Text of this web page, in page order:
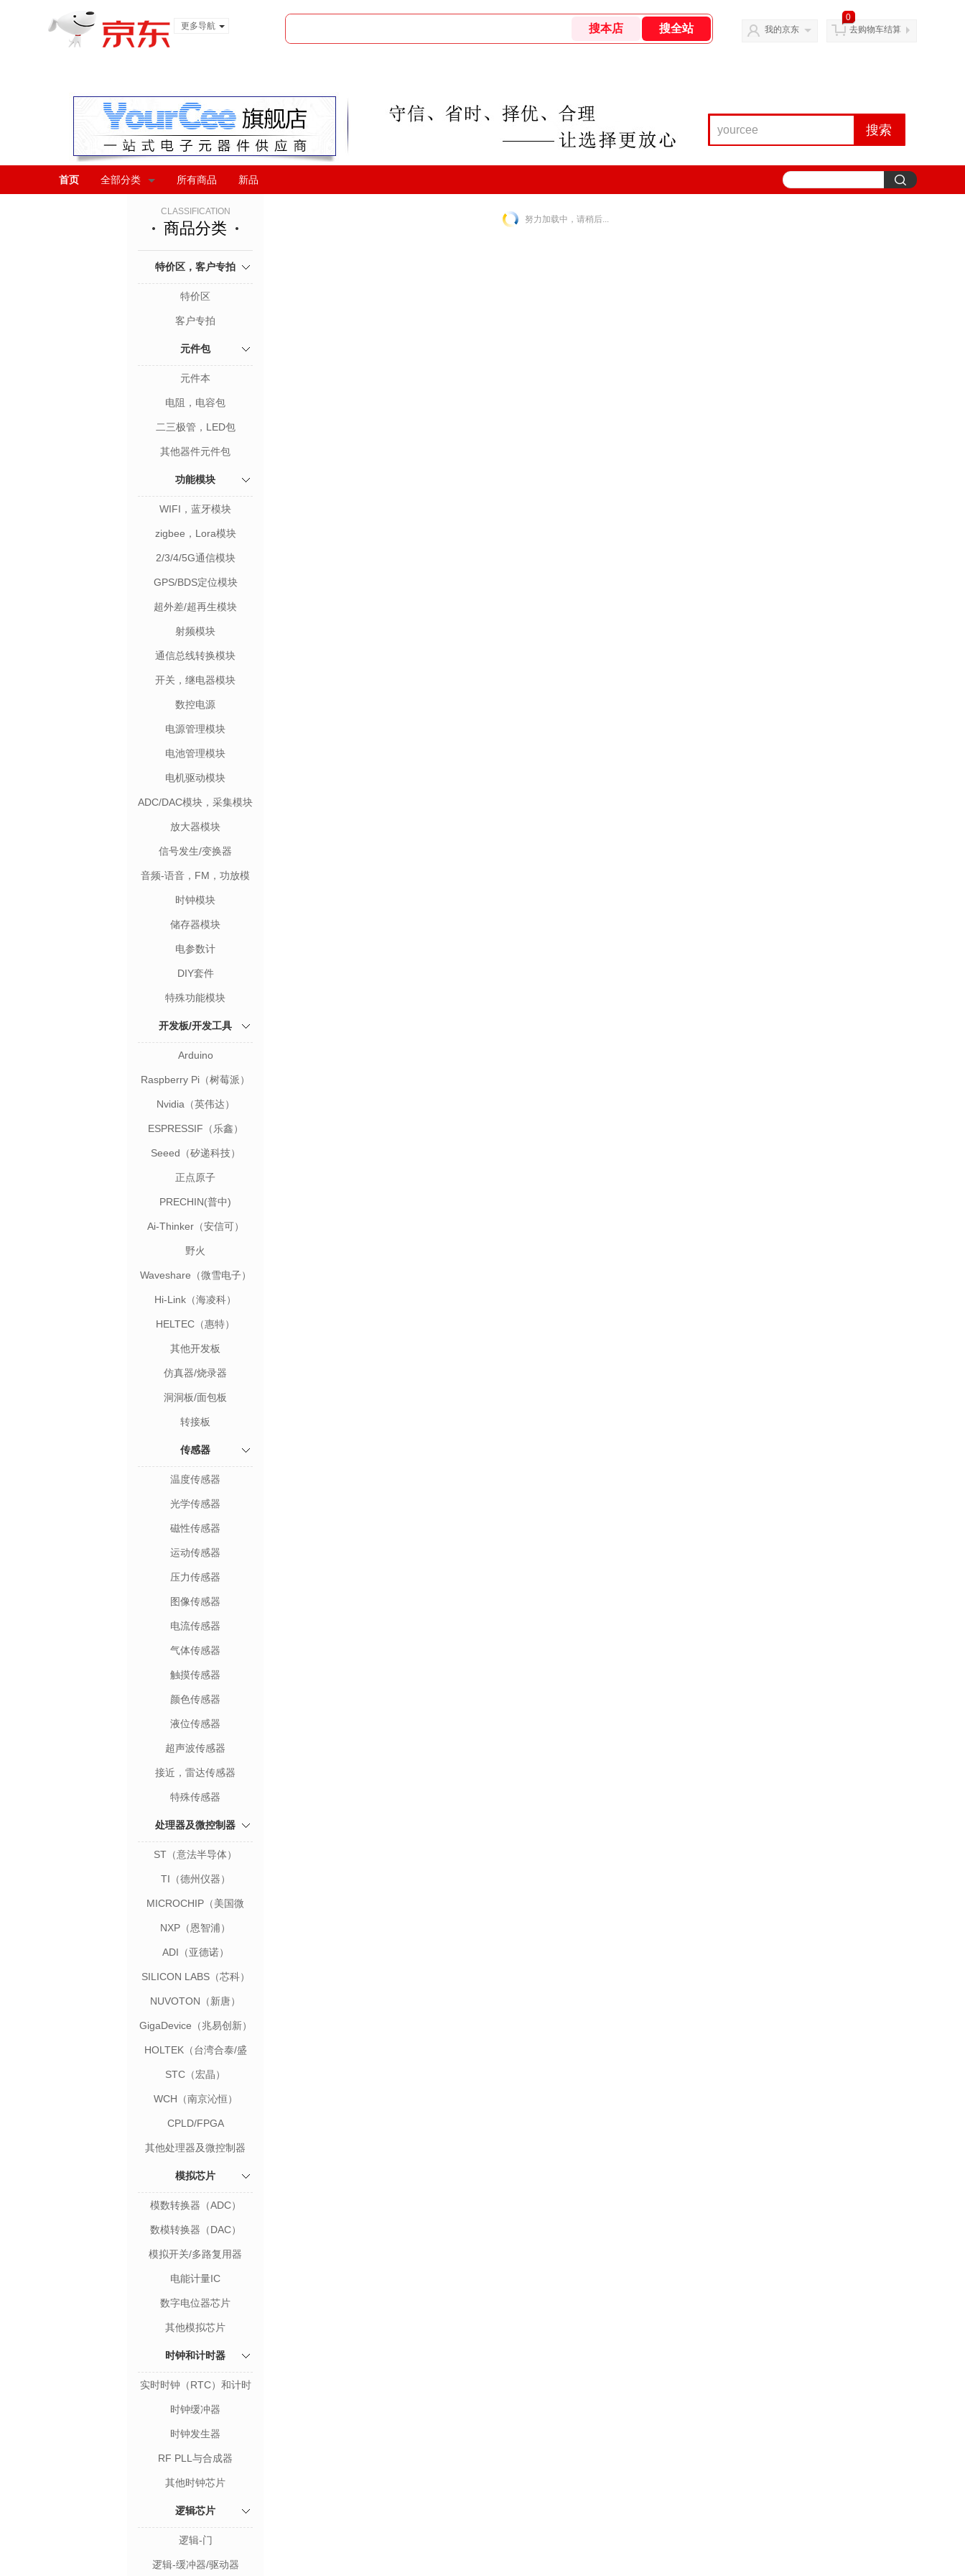
更多导航
我的京东
0
去购物车结算
搜索
首页 全部分类 所有商品 新品
CLASSIFICATION
商品分类
特价区，客户专拍
特价区
客户专拍
元件包
元件本
电阻，电容包
二三极管，LED包
其他器件元件包
功能模块
WIFI，蓝牙模块
zigbee，Lora模块
2/3/4/5G通信模块
GPS/BDS定位模块
超外差/超再生模块
射频模块
通信总线转换模块
开关，继电器模块
数控电源
电源管理模块
电池管理模块
电机驱动模块
ADC/DAC模块，采集模块
放大器模块
信号发生/变换器
音频-语音，FM，功放模
块
时钟模块
储存器模块
电参数计
DIY套件
特殊功能模块
开发板/开发工具
Arduino
Raspberry Pi（树莓派）
Nvidia（英伟达）
ESPRESSIF（乐鑫）
Seeed（矽递科技）
正点原子
PRECHIN(普中)
Ai-Thinker（安信可）
野火
Waveshare（微雪电子）
Hi-Link（海凌科）
HELTEC（惠特）
其他开发板
仿真器/烧录器
洞洞板/面包板
转接板
传感器
温度传感器
光学传感器
磁性传感器
运动传感器
压力传感器
图像传感器
电流传感器
气体传感器
触摸传感器
颜色传感器
液位传感器
超声波传感器
接近，雷达传感器
特殊传感器
处理器及微控制器
ST（意法半导体）
TI（德州仪器）
MICROCHIP（美国微
NXP（恩智浦）
ADI（亚德诺）
SILICON LABS（芯科）
NUVOTON（新唐）
GigaDevice（兆易创新）
HOLTEK（台湾合泰/盛
群）
STC（宏晶）
WCH（南京沁恒）
CPLD/FPGA
其他处理器及微控制器
模拟芯片
模数转换器（ADC）
数模转换器（DAC）
模拟开关/多路复用器
电能计量IC
数字电位器芯片
其他模拟芯片
时钟和计时器
实时时钟（RTC）和计时
器
时钟缓冲器
时钟发生器
RF PLL与合成器
其他时钟芯片
逻辑芯片
逻辑-门
逻辑-缓冲器/驱动器
努力加载中，请稍后...